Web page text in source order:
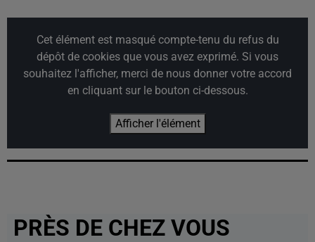
Cet élément est masqué compte-tenu du refus du
dépôt de cookies que vous avez exprimé. Si vous
souhaitez l'afficher, merci de nous donner votre accord
en cliquant sur le bouton ci-dessous.
Afficher l'élément
PRÈS DE CHEZ VOUS